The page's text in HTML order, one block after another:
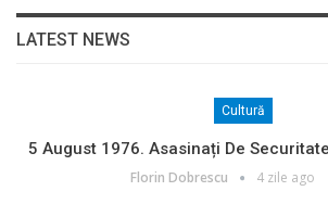
LATEST NEWS
Cultură
5 August 1976. Asasinați De
Florin Dobrescu 4 zile ago